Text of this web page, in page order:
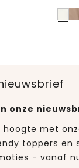
onze
met
toppers en
- vanaf